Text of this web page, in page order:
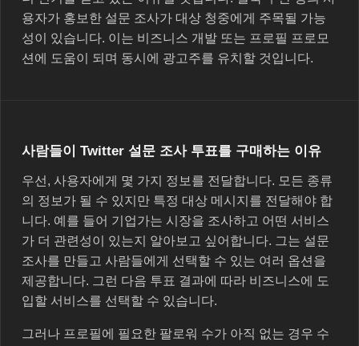
용자가 홍보한 설문 조사가 대상 청중에게 주목될 가능
성이 있습니다. 이는 비즈니스 개발 또는 프로필 프로모
션에 도움이 되며 동시에 광고주를 유치할 것입니다.
사람들이 Twitter 설문 조사 투표를 구매하는 이유
우선, 사용자에게 몇 가지 정보를 전달합니다. 모든 종류
의 정보가 될 수 있지만 특정 대상 메시지를 전달해야 합
니다. 예를 들어 기업가는 시장을 조사하고 어떤 서비스
가 더 관련성이 있는지 알아보고 싶어합니다. 그는 설문
조사를 만들고 사람들에게 선택할 수 있는 여러 옵션을
제공합니다. 그런 다음 투표 결과에 따라 비즈니스에 도
입할 서비스를 선택할 수 있습니다.
그러나 프로필에 필요한 팔로워 수가 아직 없는 경우 수